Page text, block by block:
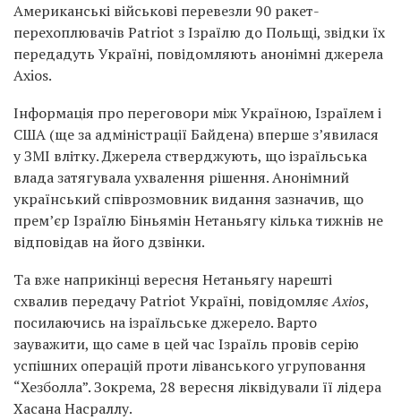
Американські військові перевезли 90 ракет-
перехоплювачів Patriot з Ізраїлю до Польщі, звідки їх
передадуть Україні, повідомляють анонімні джерела
Axios.
Інформація про переговори між Україною, Ізраїлем і
США (ще за адміністрації Байдена) вперше з’явилася
у ЗМІ влітку. Джерела стверджують, що ізраїльська
влада затягувала ухвалення рішення. Анонімний
український співрозмовник видання зазначив, що
прем’єр Ізраїлю Біньямін Нетаньягу кілька тижнів не
відповідав на його дзвінки.
Та вже наприкінці вересня Нетаньягу нарешті
схвалив передачу Patriot Україні, повідомляєAxios,
посилаючись на ізраїльське джерело. Варто
зауважити, що саме в цей час Ізраїль провів серію
успішних операцій проти ліванського угруповання
“Хезболла”. Зокрема, 28 вересня ліквідували її лідера
Хасана Насраллу.